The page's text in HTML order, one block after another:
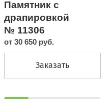
Памятник с
драпировкой
№ 11306
от 30 650 руб.
Заказать